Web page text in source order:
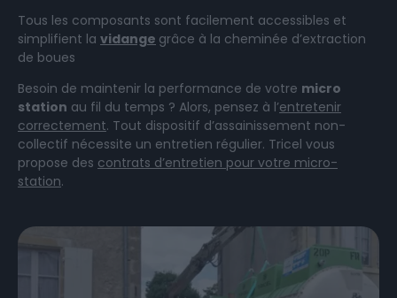
Tous les composants sont facilement accessibles et
simplifient la vidange grâce à la cheminée d’extraction
de boues
Besoin de maintenir la performance de votre micro
station au fil du temps ? Alors, pensez à l’entretenir
correctement. Tout dispositif d’assainissement non-
collectif nécessite un entretien régulier. Tricel vous
propose des contrats d’entretien pour votre micro-
station.